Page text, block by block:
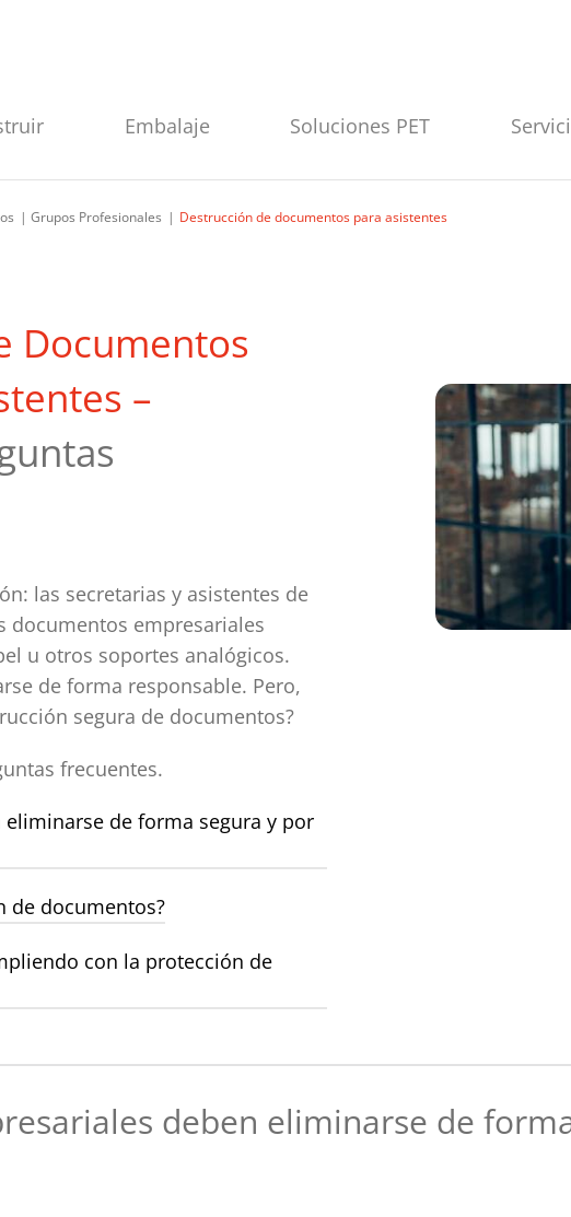
Embalaje Soluciones PET
Grupos Profesionales Destrucción de documentos para asistentes
Documentos
–
las secretarias y asistentes de
documentos empresariales
u otros soportes analógicos.
de forma responsable. Pero,
segura de documentos?
frecuentes.
de forma segura y por
de documentos?
con la protección de
deben eliminarse de